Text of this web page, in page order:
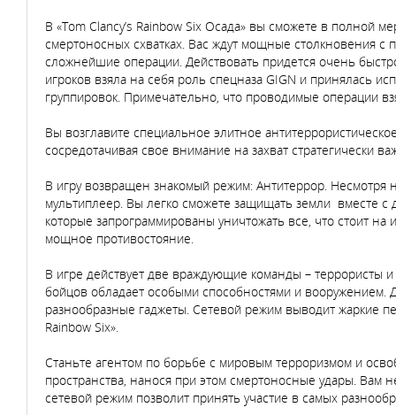
В «Tom Clancy’s Rainbow Six Осада» вы сможете в полной
смертоносных схватках. Вас ждут мощные столкновения
сложнейшие операции. Действовать придется очень
игроков взяла на себя роль спецназа GIGN и принялась
группировок. Примечательно, что проводимые операции
Вы возглавите специальное элитное
сосредотачивая свое внимание на захват стратегически
В игру возвращен знакомый режим: Антитеррор. Несмотря
мультиплеер. Вы легко сможете защищать земли вместе с
которые запрограммированы уничтожать все, что стоит
мощное противостояние.
В игре действует две враждующие команды – террористы
бойцов обладает особыми способностями и вооружением.
разнообразные гаджеты. Сетевой режим выводит жаркие
Rainbow Six».
Станьте агентом по борьбе с мировым терроризмом и
пространства, нанося при этом смертоносные удары.
сетевой режим позволит принять участие в самых